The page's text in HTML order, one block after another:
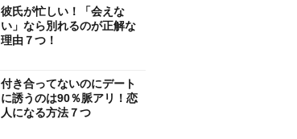
彼氏が忙しい！「会えな
い」なら別れるのが正解な
理由７つ！
付き合ってないのにデート
に誘うのは90％脈アリ！恋
人になる方法７つ